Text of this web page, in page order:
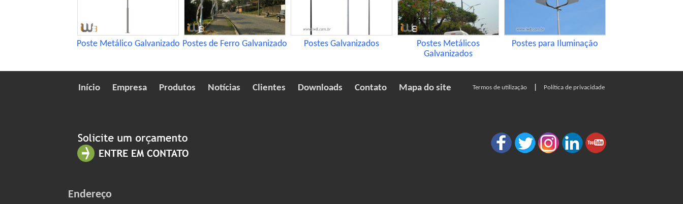
Poste Metálico Galvanizado Postes de Ferro Galvanizado Postes Galvanizados
Postes Metálicos
Galvanizados
Postes para Iluminação
Início Empresa Produtos Notícias Clientes Downloads Contato Mapa do site Termos de utilização Política de privacidade
Endereço